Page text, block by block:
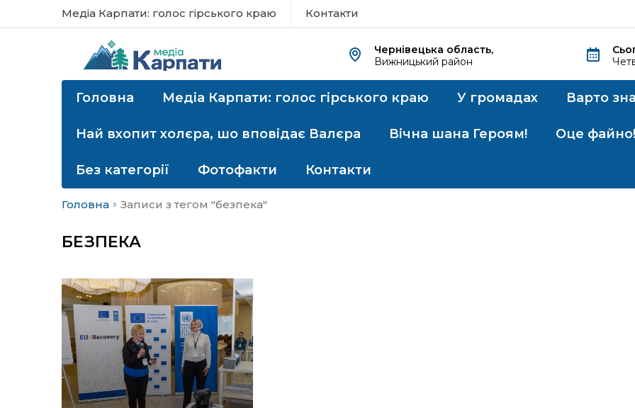
Медіа Карпати: голос гірського краю Контакти
Чернівецька область,
Вижницький район
Головна Медіа Карпати: голос гірського краю У громадах Варто
Най вхопит холєра, шо вповідає Валєра Вічна шана Героям! Оце файно!
Без категорії Фотофакти Контакти
Головна Записи з тегом "безпека"
БЕЗПЕКА